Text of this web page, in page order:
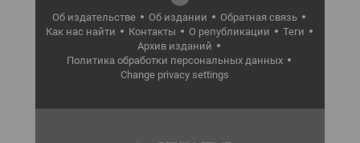
Об издательстве Об издании
Обратная связь
Как нас найти
Контакты О републикации
Теги
Архив изданий
Политика обработки персональных данных
Change privacy settings